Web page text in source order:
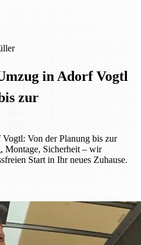
in Adorf Vogtl
zur
Von der Planung bis zur
Montage, Sicherheit – wir
Start in Ihr neues Zuhause.